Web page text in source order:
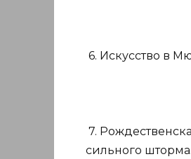
6. Искусство в
7.
сильного шторма.